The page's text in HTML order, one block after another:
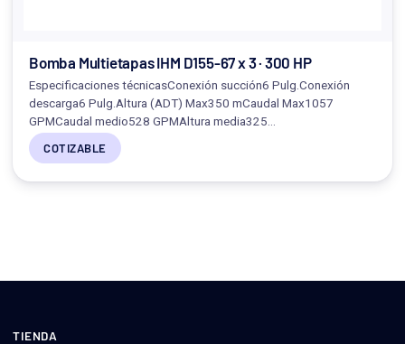
Bomba Multietapas IHM D155-67 x 3 · 300 HP
Especificaciones técnicasConexión succión6 Pulg.Conexión
descarga6 Pulg.Altura (ADT) Max350 mCaudal Max1057
GPMCaudal medio528 GPMAltura media325…
COTIZABLE
TIENDA